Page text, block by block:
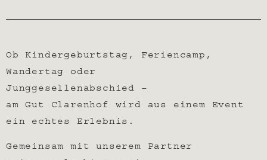
Ob Kindergeburtstag, Feriencamp,
Wandertag oder
Junggesellenabschied –
am Gut Clarenhof wird aus einem Event
ein echtes Erlebnis.
Gemeinsam mit unserem Partner